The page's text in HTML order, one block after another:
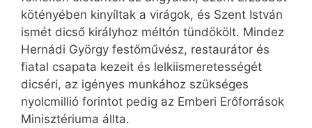
kötényében kinyíltak a virágok, és Szent István
ismét dicső királyhoz méltón tündökölt. Mindez
Hernádi György festőművész, restaurátor és
fiatal csapata kezeit és lelkiismeretességét
dicséri, az igényes munkához szükséges
nyolcmillió forintot pedig az Emberi Erőforrások
Minisztériuma állta.